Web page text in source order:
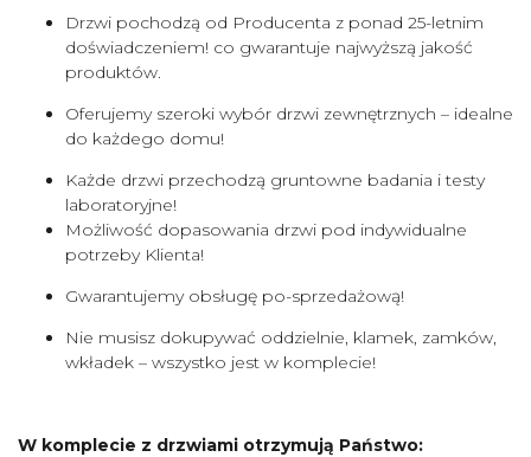
Drzwi pochodzą od Producenta z ponad 25-letnim
doświadczeniem! co gwarantuje najwyższą jakość
produktów.
Oferujemy szeroki wybór drzwi zewnętrznych – idealne
do każdego domu!
Każde drzwi przechodzą gruntowne badania i testy
laboratoryjne!
Możliwość dopasowania drzwi pod indywidualne
potrzeby Klienta!
Gwarantujemy obsługę po-sprzedażową!
Nie musisz dokupywać oddzielnie, klamek, zamków,
wkładek – wszystko jest w komplecie!
W komplecie z drzwiami otrzymują Państwo: